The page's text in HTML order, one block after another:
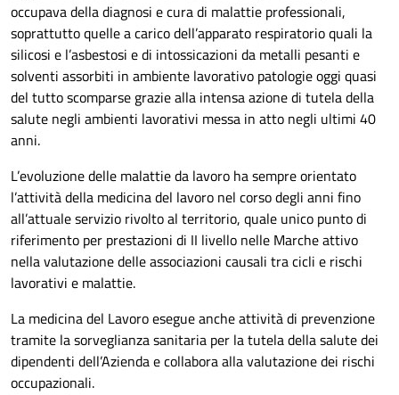
occupava della diagnosi e cura di malattie professionali,
soprattutto quelle a carico dell’apparato respiratorio quali la
silicosi e l’asbestosi e di intossicazioni da metalli pesanti e
solventi assorbiti in ambiente lavorativo patologie oggi quasi
del tutto scomparse grazie alla intensa azione di tutela della
salute negli ambienti lavorativi messa in atto negli ultimi 40
anni.
L’evoluzione delle malattie da lavoro ha sempre orientato
l’attività della medicina del lavoro nel corso degli anni fino
all’attuale servizio rivolto al territorio, quale unico punto di
riferimento per prestazioni di II livello nelle Marche attivo
nella valutazione delle associazioni causali tra cicli e rischi
lavorativi e malattie.
La medicina del Lavoro esegue anche attività di prevenzione
tramite la sorveglianza sanitaria per la tutela della salute dei
dipendenti dell’Azienda e collabora alla valutazione dei rischi
occupazionali.